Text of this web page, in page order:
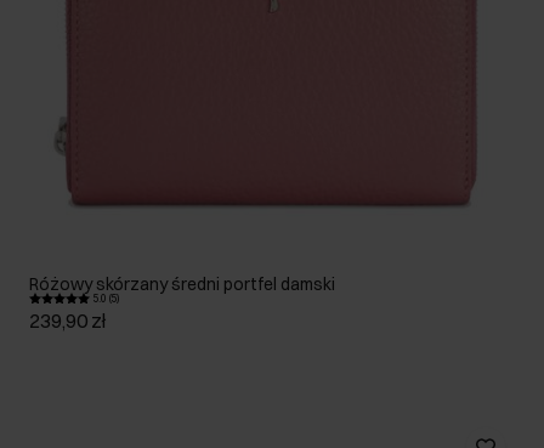
Różowy skórzany średni portfel damski
5.0 (5)
239,90 zł